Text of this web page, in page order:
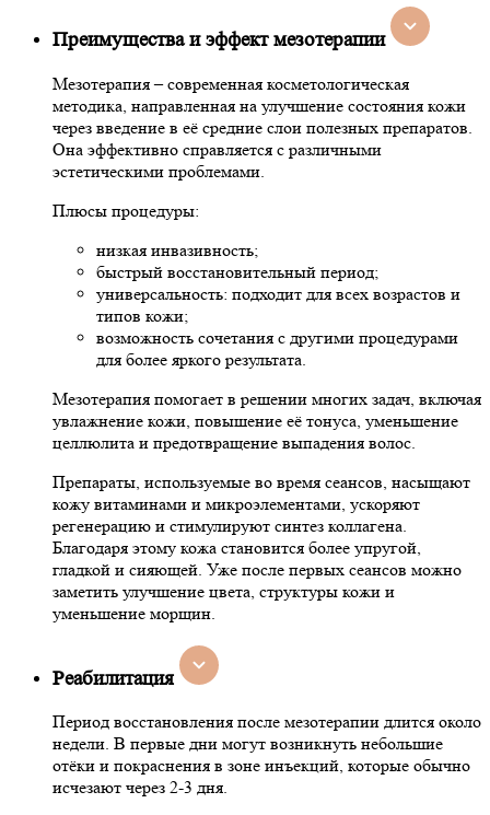
Преимущества и эффект мезотерапии
Мезотерапия – современная косметологическая
методика, направленная на улучшение состояния кожи
через введение в её средние слои полезных препаратов.
Она эффективно справляется с различными
эстетическими проблемами.
Плюсы процедуры:
низкая инвазивность;
быстрый восстановительный период;
универсальность: подходит для всех возрастов и
типов кожи;
возможность сочетания с другими процедурами
для более яркого результата.
Мезотерапия помогает в решении многих задач, включая
увлажнение кожи, повышение её тонуса, уменьшение
целлюлита и предотвращение выпадения волос.
Препараты, используемые во время сеансов, насыщают
кожу витаминами и микроэлементами, ускоряют
регенерацию и стимулируют синтез коллагена.
Благодаря этому кожа становится более упругой,
гладкой и сияющей. Уже после первых сеансов можно
заметить улучшение цвета, структуры кожи и
уменьшение морщин.
Реабилитация
Период восстановления после мезотерапии длится около
недели. В первые дни могут возникнуть небольшие
отёки и покраснения в зоне инъекций, которые обычно
исчезают через 2-3 дня.